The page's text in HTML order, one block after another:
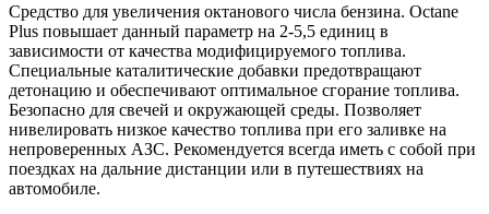
Средство для увеличения октанового числа бензина. Octane
Plus повышает данный параметр на 2-5,5 единиц в
зависимости от качества модифицируемого топлива.
Специальные каталитические добавки предотвращают
детонацию и обеспечивают оптимальное сгорание топлива.
Безопасно для свечей и окружающей среды. Позволяет
нивелировать низкое качество топлива при его заливке на
непроверенных АЗС. Рекомендуется всегда иметь с собой при
поездках на дальние дистанции или в путешествиях на
автомобиле.